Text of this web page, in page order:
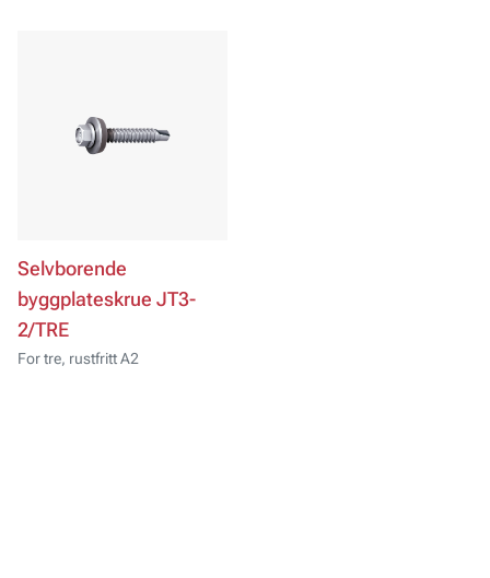
Selvborende
byggplateskrue JT3-
2/TRE
For tre, rustfritt A2